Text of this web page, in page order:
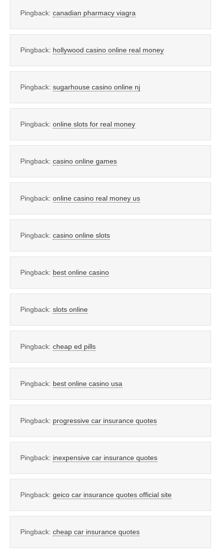
Pingback: canadian pharmacy viagra
Pingback: hollywood casino online real money
Pingback: sugarhouse casino online nj
Pingback: online slots for real money
Pingback: casino online games
Pingback: online casino real money us
Pingback: casino online slots
Pingback: best online casino
Pingback: slots online
Pingback: cheap ed pills
Pingback: best online casino usa
Pingback: progressive car insurance quotes
Pingback: inexpensive car insurance quotes
Pingback: geico car insurance quotes official site
Pingback: cheap car insurance quotes